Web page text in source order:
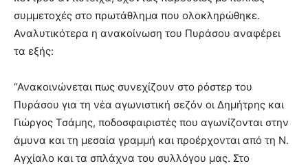
συμμετοχές στο πρωτάθλημα που ολοκληρώθηκε.
Αναλυτικότερα η ανακοίνωση του Πυράσου αναφέρει
τα εξής:
“Ανακοινώνεται πως συνεχίζουν στο ρόστερ του
Πυράσου για τη νέα αγωνιστική σεζόν οι Δημήτρης και
Γιώργος Τσάμης, ποδοσφαιριστές που αγωνίζονται στην
άμυνα και τη μεσαία γραμμή και προέρχονται από τη Ν.
Αγχίαλο και τα σπλάχνα του συλλόγου μας. Στο